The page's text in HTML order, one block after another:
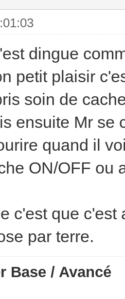
dingue
petit plaisir
soin de
ensuite Mr se
quand il
ON/OFF ou
c'est que
par terre.
Base / Avancé